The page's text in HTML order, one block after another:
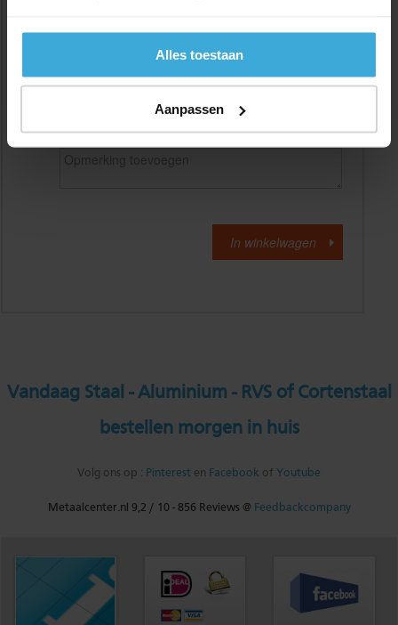
Alles toestaan
Aanpassen
Bewerkingskosten :
€
0,00
€ 0,00
Alle bedragen zijn excl. 21% BTW
Vandaag Staal - Aluminium - RVS of Cortenstaal
bestellen morgen in huis
Volg ons op : Pinterest en Facebook of Youtube
Metaalcenter.nl 9,2 / 10 -856 Reviews @ Feedbackcompany